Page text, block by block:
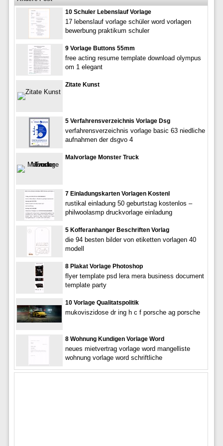
10 Schuler Lebenslauf Vorlage
17 lebenslauf vorlage schüler word vorlagen
bewerbung praktikum schuler
9 Vorlage Buttons 55mm
free acting resume template download olympus
om 1 elegant
Zitate Kunst
5 Verfahrensverzeichnis Vorlage Dsg
verfahrensverzeichnis vorlage basic 63 niedliche
aufnahmen der dsgvo 4
Malvorlage Monster Truck
7 Einladungskarten Vorlagen Kostenl
rustikal einladung 50 geburtstag kostenlos –
philwoolasmp druckvorlage einladung
5 Kofferanhanger Beschriften Vorlag
die 94 besten bilder von etiketten vorlagen 40
modell
8 Plakat Vorlage Photoshop
flyer template psd lera mera business document
template party
10 Vorlage Qualitatspolitik
mukoviszidose dr ing h c f porsche ag porsche
8 Wohnung Kundigen Vorlage Word
neues mietvertrag vorlage word mangelliste
wohnung vorlage word schriftliche